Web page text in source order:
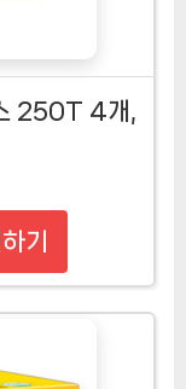
250T 4개,
기